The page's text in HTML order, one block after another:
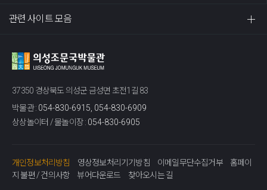
관련 사이트 모음
37350 경상북도 의성군 금성면 초전1길 83
박물관 : 054-830-6915, 054-830-6909
상상놀이터 / 물놀이장 : 054-830-6905
개인정보처리방침 영상정보처리기기방침 이메일무단수집거부
홈페이
지 불편 / 건의사항
뷰어다운로드 찾아오시는 길